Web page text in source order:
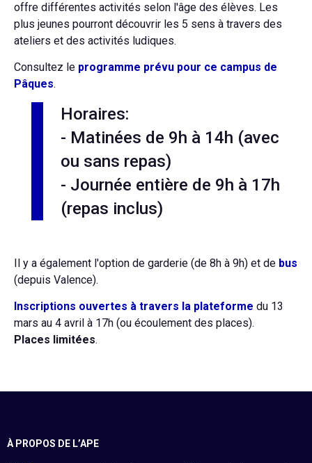
offre différentes activités selon l'âge des élèves. Les
plus jeunes pourront découvrir les 5 sens à travers des
ateliers et des activités ludiques.
Consultez le programme prévu pour ce campus de
Pâques.
Horaires:
- Matinées de 9h à 14h (avec
ou sans repas)
- Journée entière de 9h à 17h
(repas inclus)
Il y a également l'option de garderie (de 8h à 9h) et de bus
(depuis Valence).
Inscriptions ouvertes à travers la plateforme du 13
mars au 4 avril à 17h (ou écoulement des places).
Places limitées.
À PROPOS DE L’APE